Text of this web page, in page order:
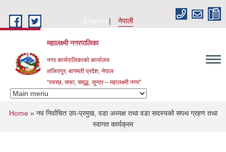
English
नेपाली
महालक्ष्मी नगरपालिका
नगर कार्यपालिकाको कार्यालय
ललितपुर, बागमती प्रदेश, नेपाल
“स्वच्छ, सफा, समृद्ध, सुन्दर – महालक्ष्मी नगर”
You are here
Home» नव निर्वाचित उप-प्रमुख, वडा अध्यक्ष तथा वडा सदस्यको सपथ ग्रहण तथा
स्वागत कार्यक्रम